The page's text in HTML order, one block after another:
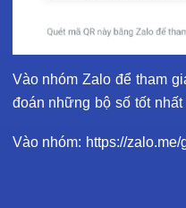
Vào nhóm Zalo để tham
đoán những bộ số tốt nhất
Vào nhóm: https://